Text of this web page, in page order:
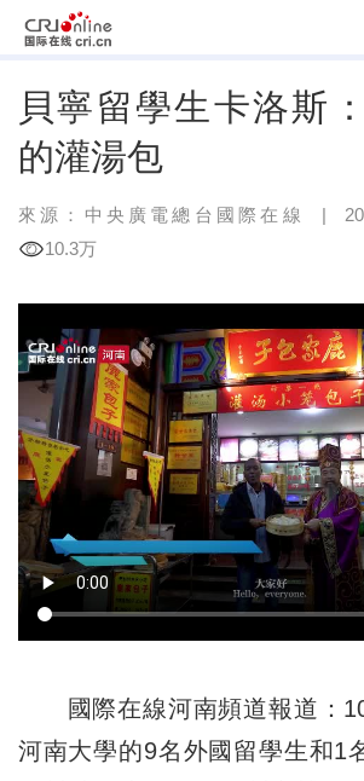
貝寧留學生卡洛斯
的灌湯包
來源： 中央廣電總台國際在線 |
10.3万
國際在線河南頻道報道：
河南大學的9名外國留學生和1